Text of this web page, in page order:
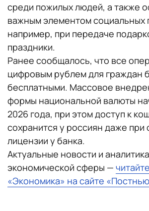
среди пожилых людей, а также
важным элементом социальных
например, при передаче
праздники.
Ранее сообщалось, что все
цифровым рублем для граждан
бесплатными. Массовое
формы национальной валюты
2026 года, при этом доступ к
сохранится у россиян даже при
лицензии у банка.
Актуальные новости и аналитика
экономической сферы —
«Экономика» на сайте